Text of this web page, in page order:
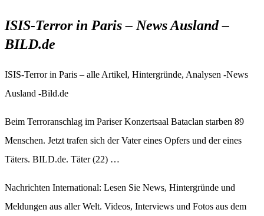
ISIS-Terror in Paris – News Ausland –
BILD.de
ISIS-Terror in Paris – alle Artikel, Hintergründe, Analysen -News
Ausland -Bild.de
Beim Terroranschlag im Pariser Konzertsaal Bataclan starben 89
Menschen. Jetzt trafen sich der Vater eines Opfers und der eines
Täters. BILD.de. Täter (22) …
Nachrichten International: Lesen Sie News, Hintergründe und
Meldungen aus aller Welt. Videos, Interviews und Fotos aus dem